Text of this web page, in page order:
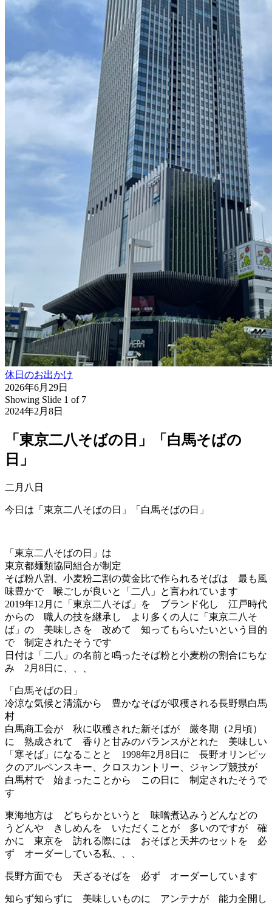
休日のお出かけ
2026年6月29日
Showing Slide 1 of 7
2024年2月8日
「東京二八そばの日」「白馬そばの
日」
二月八日
今日は「東京二八そばの日」「白馬そばの日」
「東京二八そばの日」は
東京都麺類協同組合が制定
そば粉八割、小麦粉二割の黄金比で作られるそばは 最も風
味豊かで 喉ごしが良いと「二八」と言われています
2019年12月に「東京二八そば」を ブランド化し 江戸時代
からの 職人の技を継承し より多くの人に「東京二八そ
ば」の 美味しさを 改めて 知ってもらいたいという目的
で 制定されたそうです
日付は「二八」の名前と鳴ったそば粉と小麦粉の割合にちな
み 2月8日に、、、
「白馬そばの日」
冷涼な気候と清流から 豊かなそばが収穫される長野県白馬
村
白馬商工会が 秋に収穫された新そばが 厳冬期（2月頃）
に 熟成されて 香りと甘みのバランスがとれた 美味しい
「寒そば」になることと 1998年2月8日に 長野オリンピッ
クのアルペンスキー、クロスカントリー、ジャンプ競技が
白馬村で 始まったことから この日に 制定されたそうで
す
東海地方は どちらかというと 味噌煮込みうどんなどの
うどんや きしめんを いただくことが 多いのですが 確
かに 東京を 訪れる際には おそばと天丼のセットを 必
ず オーダーしている私、、、
長野方面でも 天ざるそばを 必ず オーダーしています
知らず知らずに 美味しいものに アンテナが 能力全開し